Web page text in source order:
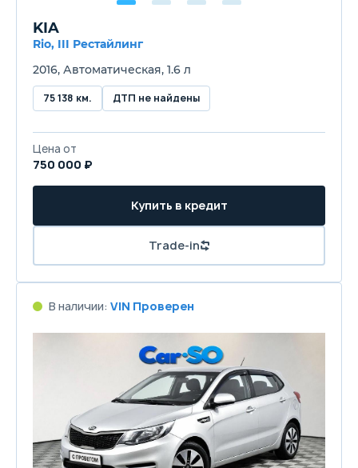
KIA
Rio, III Рестайлинг
2016, Автоматическая, 1.6 л
75 138 км. ДТП не найдены
Цена от
750 000 ₽
Купить в кредит
Trade-in
В наличии: VIN Проверен